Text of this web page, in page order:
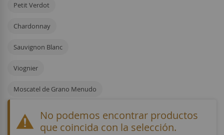
Petit Verdot
Chardonnay
Sauvignon Blanc
Viognier
Moscatel de Grano Menudo
No podemos encontrar productos
que coincida con la selección.